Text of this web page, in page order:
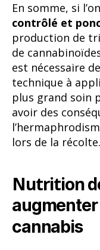
En somme, si
contrôlé et
production de
de
est nécessaire
technique à
plus grand soin
avoir des
lors de la récolte.
Nutrition
augmenter
cannabis